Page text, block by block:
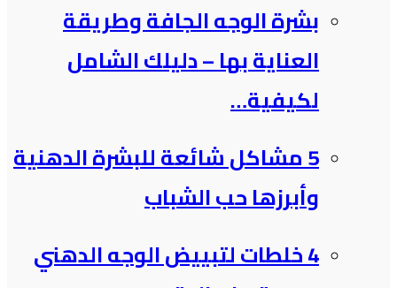
بشرة الوجه الجافة وطريقة
العناية بها – دليلك الشامل
لكيفية…
5 مشاكل شائعة للبشرة الدهنية
وأبرزها حب الشباب
4 خلطات لتبييض الوجه الدهني